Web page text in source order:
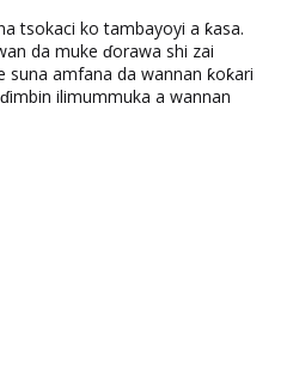
tsokaci ko tambayoyi a ƙasa.
da muke ɗorawa shi zai
amfana da wannan ƙoƙari
ilimummuka a wannan